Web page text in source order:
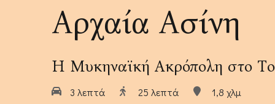
Αρχαία Ασίνη
Η Μυκηναϊκή Ακρόπολη στο
3 λεπτά 25 λεπτά 1,8 χλμ